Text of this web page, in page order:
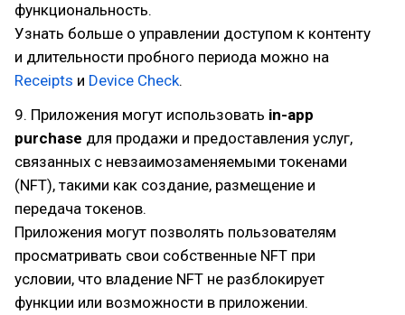
функциональность.
Узнать больше о управлении доступом к контенту
и длительности пробного периода можно на
Receipts и Device Check.
9. Приложения могут использовать in-app
purchase для продажи и предоставления услуг,
связанных с невзаимозаменяемыми токенами
(NFT), такими как создание, размещение и
передача токенов.
Приложения могут позволять пользователям
просматривать свои собственные NFT при
условии, что владение NFT не разблокирует
функции или возможности в приложении.